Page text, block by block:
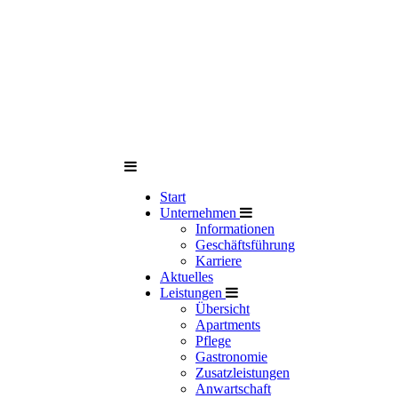
Start
Unternehmen
Informationen
Geschäftsführung
Karriere
Aktuelles
Leistungen
Übersicht
Apartments
Pflege
Gastronomie
Zusatzleistungen
Anwartschaft